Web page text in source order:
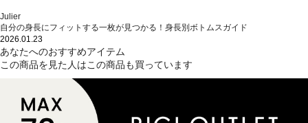
Julier
自分の身長にフィットする一枚が見つかる！身長別ボトムスガイド
2026.01.23
あなたへのおすすめアイテム
この商品を見た人はこの商品も買っています